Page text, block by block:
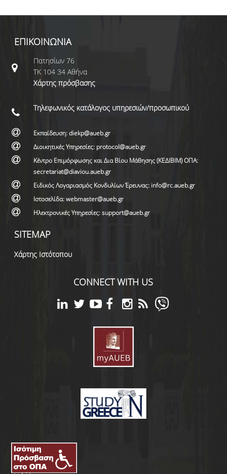
ΕΠΙΚΟΙΝΩΝΙΑ
Πατησίων 76
ΤΚ 104 34 Αθήνα
Χάρτης πρόσβασης
Τηλεφωνικός κατάλογος υπηρεσιών/προσωπικού
Εκπαίδευση: diekp@aueb.gr
Διοικητικές Υπηρεσίες: protocol@aueb.gr
Κέντρο Επιμόρφωσης και Δια Βίου Μάθησης (ΚΕΔΙΒΙΜ) ΟΠΑ:
secretariat@diaviou.aueb.gr
Ειδικός Λογαριασμός Κονδυλίων Έρευνας: info@rc.aueb.gr
Ιστοσελίδα: webmaster@aueb.gr
Ηλεκτρονικές Υπηρεσίες: support@aueb.gr
SITEMAP
Χάρτης Ιστότοπου
CONNECT WITH US